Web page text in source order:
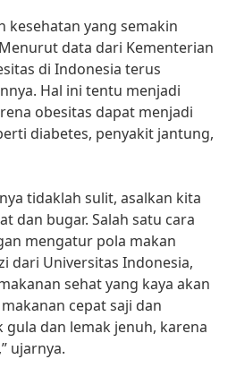
kesehatan yang semakin
data dari Kementerian
di Indonesia terus
Hal ini tentu menjadi
obesitas dapat menjadi
diabetes, penyakit jantung,
tidaklah sulit, asalkan kita
dan bugar. Salah satu cara
mengatur pola makan
dari Universitas Indonesia,
sehat yang kaya akan
cepat saji dan
dan lemak jenuh, karena
ujarnya.